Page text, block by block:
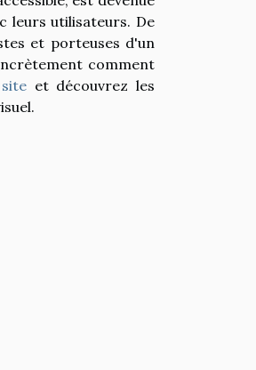
leurs utilisateurs. De
et porteuses d'un
comment
et découvrez les